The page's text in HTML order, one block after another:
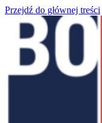
Przejdź do głównej treści